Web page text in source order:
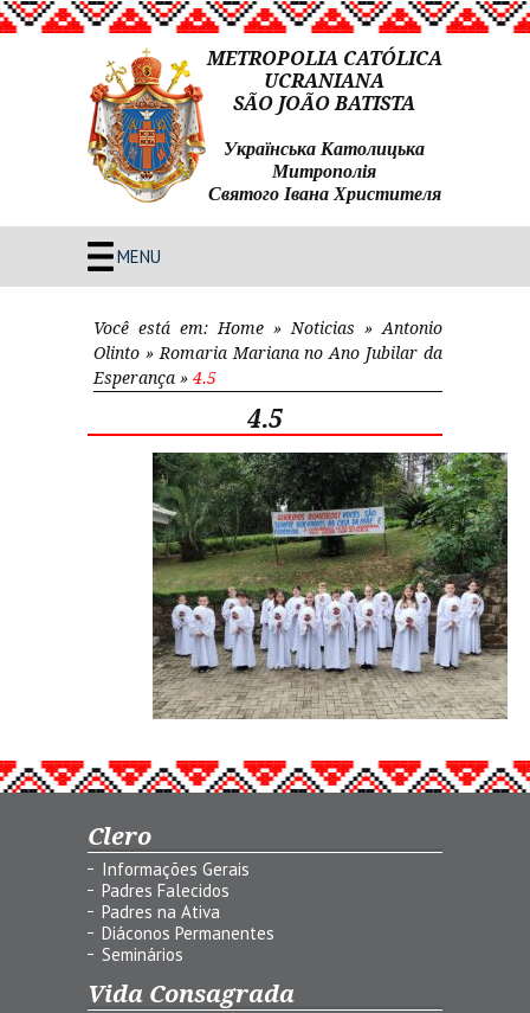
METROPOLIA CATÓLICA
UCRANIANA
SÃO JOÃO BATISTA
Українська Католицька
Митрополія
Святого Івана Христителя
MENU
Você está em: Home » Noticias » Antonio
Olinto » Romaria Mariana no Ano Jubilar da
Esperança » 4.5
4.5
Clero
Informações Gerais
Padres Falecidos
Padres na Ativa
Diáconos Permanentes
Seminários
Vida Consagrada